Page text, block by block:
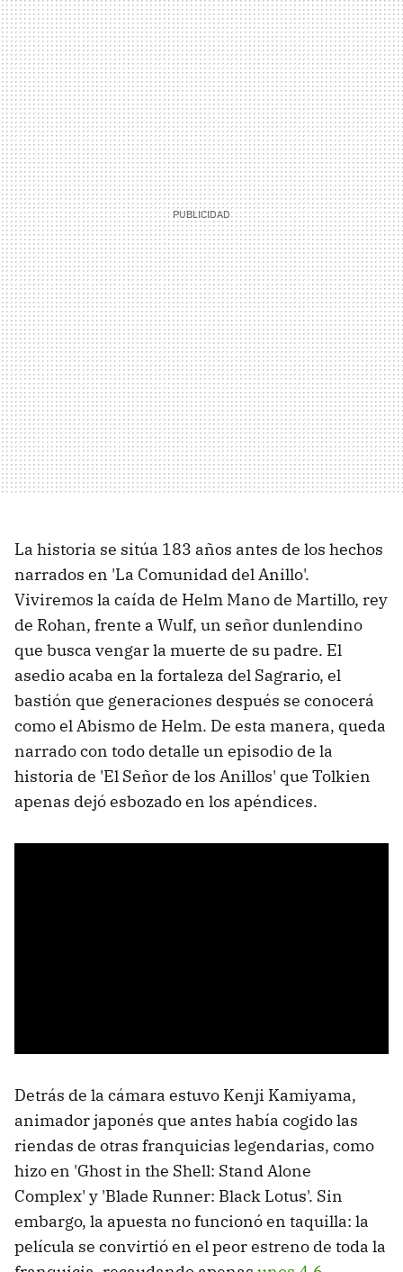
La historia se sitúa 183 años antes de los hechos
narrados en 'La Comunidad del Anillo'.
Viviremos la caída de Helm Mano de Martillo, rey
de Rohan, frente a Wulf, un señor dunlendino
que busca vengar la muerte de su padre. El
asedio acaba en la fortaleza del Sagrario, el
bastión que generaciones después se conocerá
como el Abismo de Helm. De esta manera, queda
narrado con todo detalle un episodio de la
historia de 'El Señor de los Anillos' que Tolkien
apenas dejó esbozado en los apéndices.
Detrás de la cámara estuvo Kenji Kamiyama,
animador japonés que antes había cogido las
riendas de otras franquicias legendarias, como
hizo en 'Ghost in the Shell: Stand Alone
Complex' y 'Blade Runner: Black Lotus'. Sin
embargo, la apuesta no funcionó en taquilla: la
película se convirtió en el peor estreno de toda la